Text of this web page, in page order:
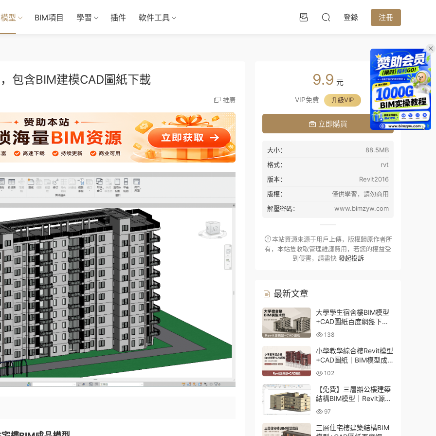
型 BIM項目 學習 插件 軟件工具 登錄 注冊
包含BIM建模CAD圖紙下載
推廣
9.9 元
VIP免費 升級VIP
立即購買
大小：
88.5MB
格式：
rvt
版本：
Revit2016
版權：
僅供學習，請勿商用
解壓密碼：
www.bimzyw.com
本站資源來源于用戶上傳，版權歸原作者所
有，本站隻收取管理維護費用，若您的權益受
到侵害，請盡快 發起投訴
最新文章
大學學生宿舍樓BIM模型
+CAD圖紙百度網盤下載
｜建築結構全套Revit源文
件
138
小學教學綜合樓Revit模型
+CAD圖紙｜BIM模型成
品百度網盤下載
102
【免費】三層辦公樓建築
結構BIM模型｜Revit源文
件百度網盤下載
97
三層住宅樓建築結構BIM